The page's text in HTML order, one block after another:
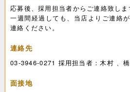
応募後、採用担当者からご連絡致しま
一週間経過しても、当店よりご連絡
連絡ください。
連絡先
03-3946-0271 採用担当者：木村 、
面接地